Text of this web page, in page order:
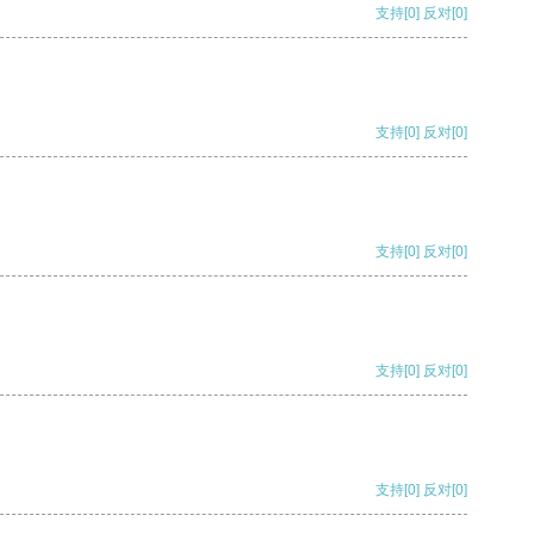
支持[0] 反对[0]
支持[0] 反对[0]
支持[0] 反对[0]
支持[0] 反对[0]
支持[0] 反对[0]